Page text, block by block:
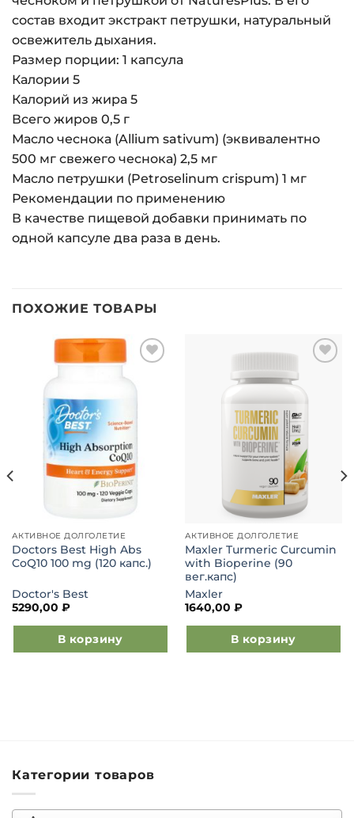
состав входит экстракт петрушки, натуральный
освежитель дыхания.
Размер порции: 1 капсула
Калории 5
Калорий из жира 5
Всего жиров 0,5 г
Масло чеснока (Allium sativum) (эквивалентно
500 мг свежего чеснока) 2,5 мг
Масло петрушки (Petroselinum crispum) 1 мг
Рекомендации по применению
В качестве пищевой добавки принимать по
одной капсуле два раза в день.
ПОХОЖИЕ ТОВАРЫ
в список
АКТИВНОЕ ДОЛГОЛЕТИЕ
Doctors Best High Abs
CoQ10 100 mg (120 капс.)
Doctor's Best
5290,00 ₽
В корзину
в список
желаний
АКТИВНОЕ ДОЛГОЛЕТИЕ
Maxler Turmeric Curcumin
with Bioperine (90
вег.капс)
Maxler
1640,00 ₽
В корзину
Категории товаров